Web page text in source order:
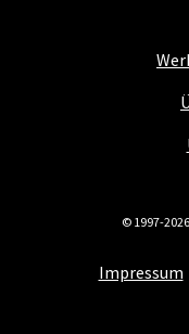
Impressum
© 1997-